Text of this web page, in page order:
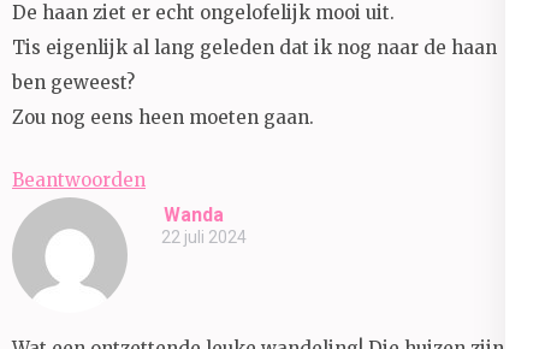
De haan ziet er echt ongelofelijk mooi uit.
Tis eigenlijk al lang geleden dat ik nog naar de haan
ben geweest?
Zou nog eens heen moeten gaan.
Beantwoorden
Wanda
22 juli 2024